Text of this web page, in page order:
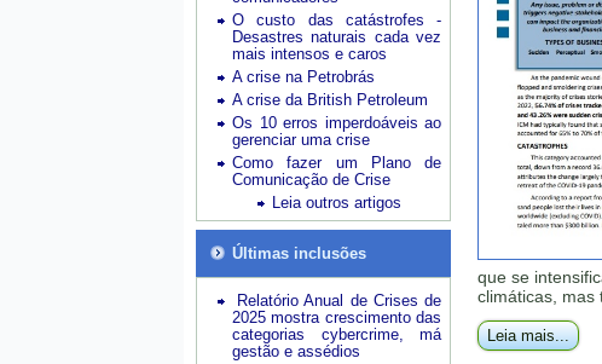
O custo das catástrofes -
Desastres naturais cada vez
mais intensos e caros
A crise na Petrobrás
A crise da British Petroleum
Os 10 erros imperdoáveis ao
gerenciar uma crise
Como fazer um Plano de
Comunicação de Crise
Leia outros artigos
Últimas inclusões
Relatório Anual de Crises de
2025 mostra crescimento das
categorias cybercrime, má
gestão e assédios
que se
climáticas, mas
Leia mais...